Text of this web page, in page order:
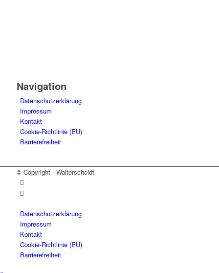
Navigation
Datenschutzerklärung
Impressum
Kontakt
Cookie-Richtlinie (EU)
Barrierefreiheit
© Copyright - Walterscheidt
Datenschutzerklärung
Impressum
Kontakt
Cookie-Richtlinie (EU)
Barrierefreiheit